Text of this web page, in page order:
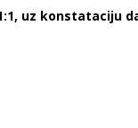
uz konstataciju